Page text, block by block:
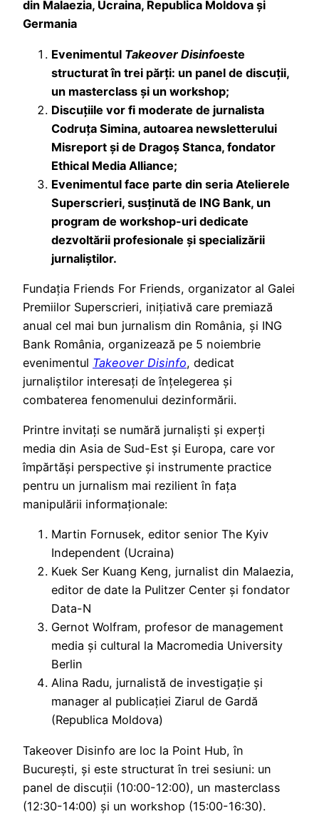
din Malaezia, Ucraina, Republica Moldova și
Germania
Evenimentul Takeover Disinfoeste
structurat în trei părți: un panel de discuții,
un masterclass și un workshop;
Discuțiile vor fi moderate de jurnalista
Codruța Simina, autoarea newsletterului
Misreport și de Dragoș Stanca, fondator
Ethical Media Alliance;
Evenimentul face parte din seria Atelierele
Superscrieri, susținută de ING Bank, un
program de workshop-uri dedicate
dezvoltării profesionale și specializării
jurnaliștilor.
Fundația Friends For Friends, organizator al Galei
Premiilor Superscrieri, inițiativă care premiază
anual cel mai bun jurnalism din România, și ING
Bank România, organizează pe 5 noiembrie
evenimentul Takeover Disinfo, dedicat
jurnaliștilor interesați de înțelegerea și
combaterea fenomenului dezinformării.
Printre invitați se numără jurnaliști și experți
media din Asia de Sud-Est și Europa, care vor
împărtăși perspective și instrumente practice
pentru un jurnalism mai rezilient în fața
manipulării informaționale:
Martin Fornusek, editor senior The Kyiv
Independent (Ucraina)
Kuek Ser Kuang Keng, jurnalist din Malaezia,
editor de date la Pulitzer Center și fondator
Data-N
Gernot Wolfram, profesor de management
media și cultural la Macromedia University
Berlin
Alina Radu, jurnalistă de investigație și
manager al publicației Ziarul de Gardă
(Republica Moldova)
Takeover Disinfo are loc la Point Hub, în
București, și este structurat în trei sesiuni: un
panel de discuții (10:00-12:00), un masterclass
(12:30-14:00) și un workshop (15:00-16:30).